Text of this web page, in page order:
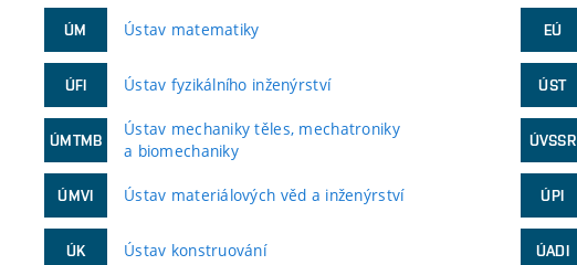
ÚM Ústav matematiky
ÚFI Ústav fyzikálního inženýrství
ÚMTMB
Ústav mechaniky těles, mechatroniky
a biomechaniky
ÚMVI Ústav materiálových věd a inženýrství
ÚK Ústav konstruování
EÚ
ÚST
ÚVSSR
ÚPI
ÚADI